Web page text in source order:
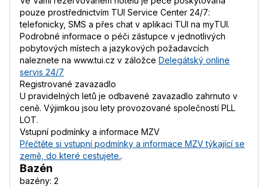
pouze prostřednictvím TUI Service Center 24/7:
telefonicky, SMS a přes chat v aplikaci TUI na myTUI.
Podrobné informace o péči zástupce v jednotlivých
pobytových místech a jazykových požadavcích
naleznete na www.tui.cz v záložce Delegátský online
servis 24/7
Registrované zavazadlo
U pravidelných letů je odbavené zavazadlo zahrnuto v
ceně. Výjimkou jsou lety provozované společností PLL
LOT.
Vstupní podmínky a informace MZV
Přečtěte si vstupní podmínky a informace MZV týkající se
země, do které cestujete..
Bazén
bazény: 2